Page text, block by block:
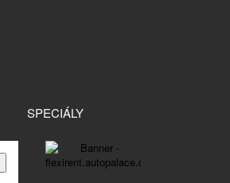
SPECIÁLY